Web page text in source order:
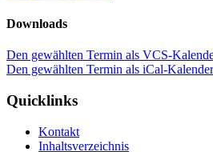
Downloads
Den gewählten Termin als VCS-
Den gewählten Termin als iCal-
Quicklinks
Kontakt
Inhaltsverzeichnis